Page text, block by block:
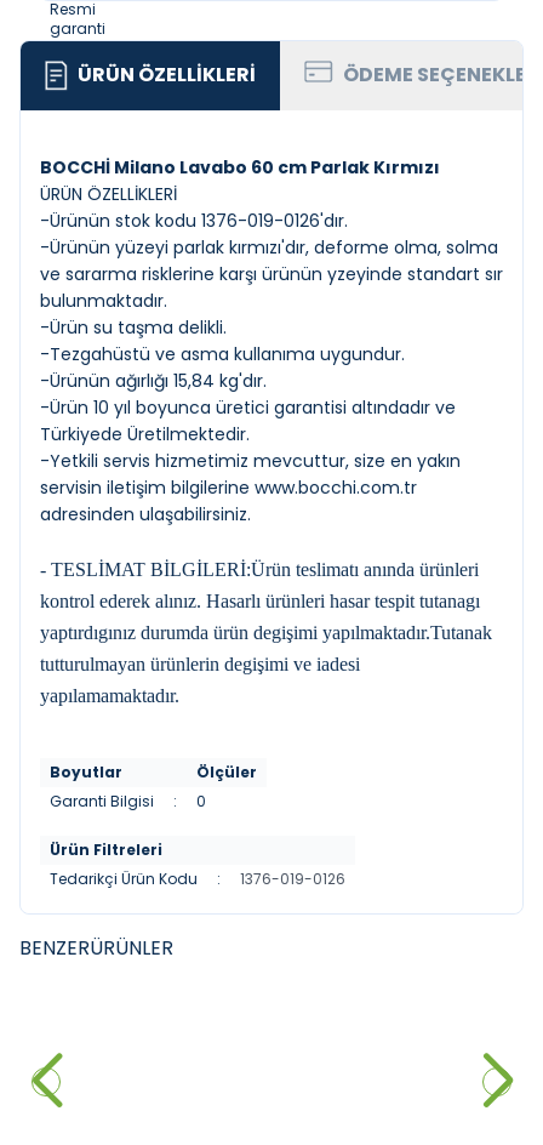
ÜRÜN ÖZELLIKLERI ÖDEME
BOCCHİ Milano Lavabo 60 cm Parlak Kırmızı
ÜRÜN ÖZELLİKLERİ
-Ürünün stok kodu 1376-019-0126'dır.
-Ürünün yüzeyi parlak kırmızı'dır, deforme olma, solma
ve sararma risklerine karşı ürünün yzeyinde standart sır
bulunmaktadır.
-Ürün su taşma delikli.
-Tezgahüstü ve asma kullanıma uygundur.
-Ürünün ağırlığı 15,84 kg'dır.
-Ürün 10 yıl boyunca üretici garantisi altındadır ve
Türkiyede Üretilmektedir.
-Yetkili servis hizmetimiz mevcuttur, size en yakın
servisin iletişim bilgilerine www.bocchi.com.tr
adresinden ulaşabilirsiniz.
- TESLİMAT BİLGİLERİ:Ürün teslimatı anında ürünleri
kontrol ederek alınız. Hasarlı ürünleri hasar tespit tutanagı
yaptırdıgınız durumda ürün degişimi yapılmaktadır.Tutanak
tutturulmayan ürünlerin degişimi ve iadesi
yapılamamaktadır.
Boyutlar
Ölçüler
Garanti Bilgisi
: 0
Ürün Filtreleri
Tedarikçi Ürün Kodu
: 1376-019-0126
BENZERÜRÜNLER
Lavabo, 60 cm Parlak Beyaz
28.150,00
Lavabo, 43 cm Parlak Beyaz